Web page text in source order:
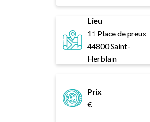
Lieu
11 Place de preux
44800 Saint-
Herblain
Prix
€